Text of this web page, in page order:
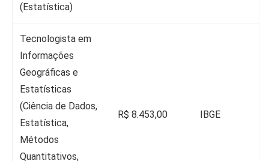
(Estatística)
Tecnologista em
Informações
Geográficas e
Estatísticas
(Ciência de Dados,
Estatística,
Métodos
Quantitativos,
R$ 8.453,00 IBGE